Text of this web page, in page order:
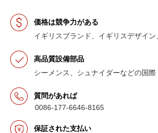
価格は競争力がある
イギリスブランド、イギリスデザイ
高品質設備部品
シーメンス、シュナイダーなどの国際
質問があれば
0086-177-6646-8165
保証された支払い